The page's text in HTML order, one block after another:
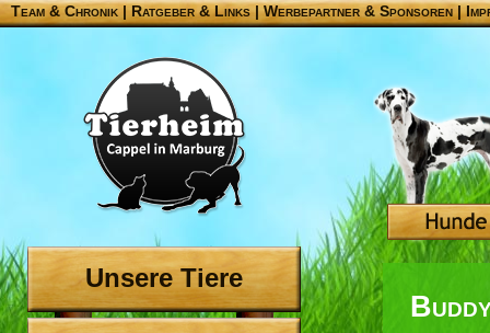
Team & Chronik |Ratgeber & Links|Werbepartner & Sponsoren|
Unsere Tiere